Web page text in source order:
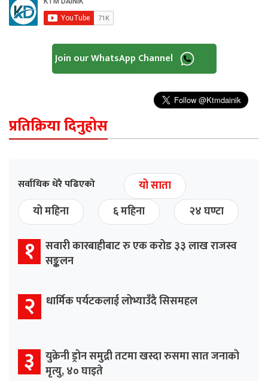
Join our WhatsApp Channel
प्रतिक्रिया दिनुहोस
सर्वाधिक धेरै पढिएको
यो साता
यो महिना
६ महिना २४ घण्टा
१ सवारी कारबाहीबाट रु एक करोड ३३ लाख राजस्व
सङ्कलन
२ धार्मिक पर्यटकलाई लोभ्याउँदै सिसमहल
३ युक्रेनी ड्रोन समुद्री तटमा खस्दा रुसमा सात जनाको
मृत्यु, ४० घाइते